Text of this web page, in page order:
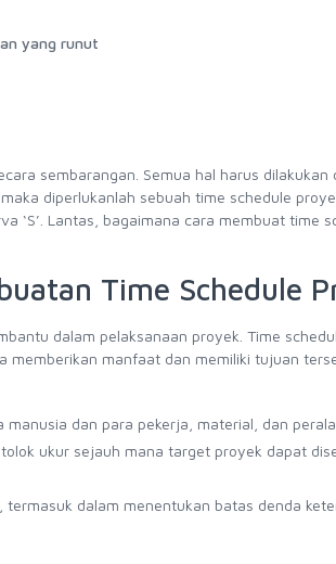
yang runut
sembarangan. Semua hal harus
diperlukanlah sebuah time schedule
‘S’. Lantas, bagaimana cara membuat time
Time Schedule
dalam pelaksanaan proyek. Time
memberikan manfaat dan memiliki tujuan
dan para pekerja, material, dan
ukur sejauh mana target proyek dapat
dalam menentukan batas denda